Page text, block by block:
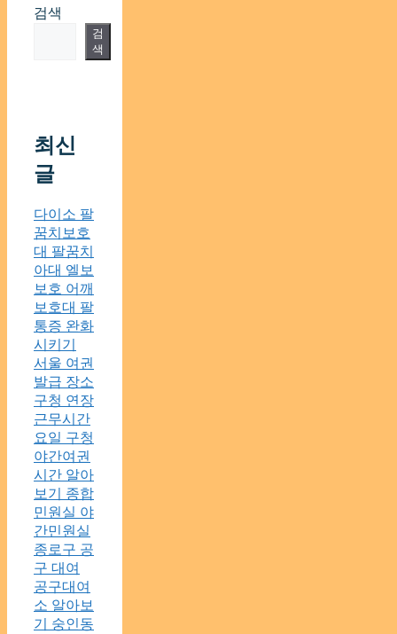
검색
검
색
최신
글
다이소 팔
꿈치보호
대 팔꿈치
아대 엘보
보호 어깨
보호대 팔
통증 완화
시키기
서울 여권
발급 장소
구청 연장
근무시간
요일 구청
야간여권
시간 알아
보기 종합
민원실 야
간민원실
종로구 공
구 대여
공구대여
소 알아보
기 숭인동